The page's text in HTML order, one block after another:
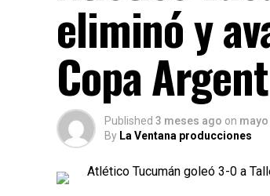
eliminó y
Copa
Published 3 meses ago on mayo
By La Ventana producciones